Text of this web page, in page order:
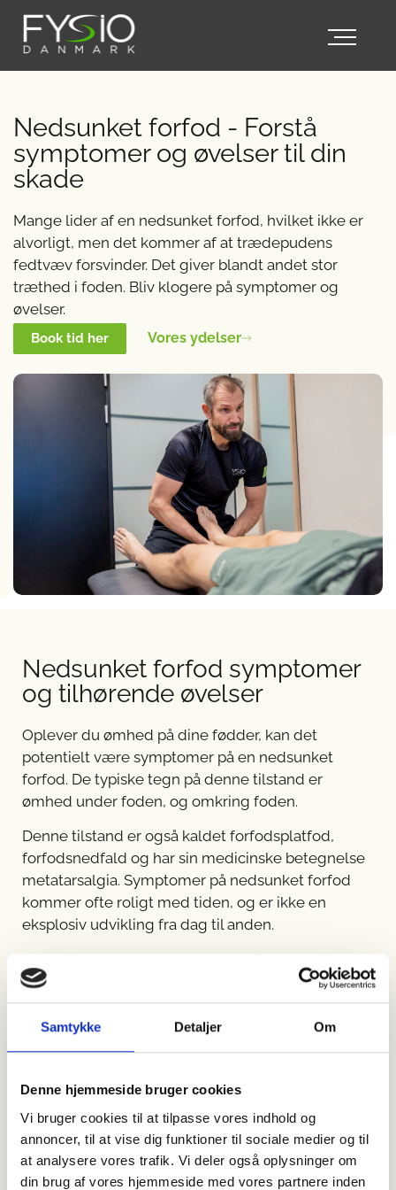
Samtykke Detaljer Om
Denne hjemmeside bruger cookies
Vi bruger cookies til at tilpasse vores indhold og
annoncer, til at vise dig funktioner til sociale medier og til
at analysere vores trafik. Vi deler også oplysninger om
din brug af vores hjemmeside med vores partnere inden
Nedsunket forfod - Forstå
symptomer og øvelser til din
skade
Mange lider af en nedsunket forfod, hvilket ikke er
alvorligt, men det kommer af at trædepudens
fedtvæv forsvinder. Det giver blandt andet stor
træthed i foden. Bliv klogere på symptomer og
øvelser.
Book tid her Vores ydelser
Nedsunket forfod symptomer
og tilhørende øvelser
Oplever du ømhed på dine fødder, kan det
potentielt være symptomer på en nedsunket
forfod. De typiske tegn på denne tilstand er
ømhed under foden, og omkring foden.
Denne tilstand er også kaldet forfodsplatfod,
forfodsnedfald og har sin medicinske betegnelse
metatarsalgia. Symptomer på nedsunket forfod
kommer ofte roligt med tiden, og er ikke en
eksplosiv udvikling fra dag til anden.
Symptomerne kan ofte bevæge sig ned gennem
fod og til tå. Derfor er nedsunket forfod øvelser
også præget af at træne foden helt ned til tåen.
De ovenstående smerter sammenlignes ofte med
kramper i benene og lignende smerter. Du kan
fodsmerter og denne form for skade på
Sundhed.dk.